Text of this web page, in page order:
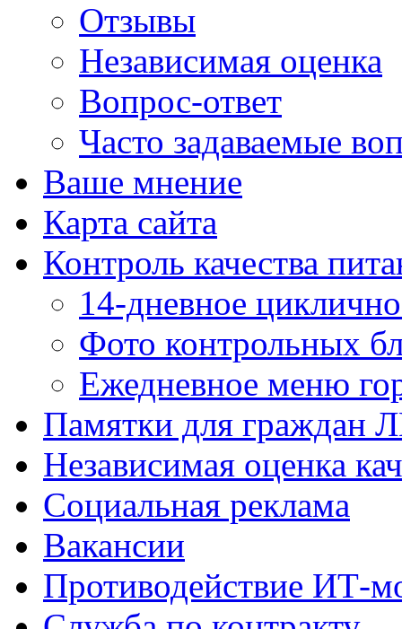
Отзывы
Независимая оценка
Вопрос-ответ
Часто задаваемые
Ваше мнение
Карта сайта
Контроль качества
14-дневное
Фото контрольных
Ежедневное меню
Памятки для граждан
Независимая оценка
Социальная реклама
Вакансии
Противодействие ИТ-